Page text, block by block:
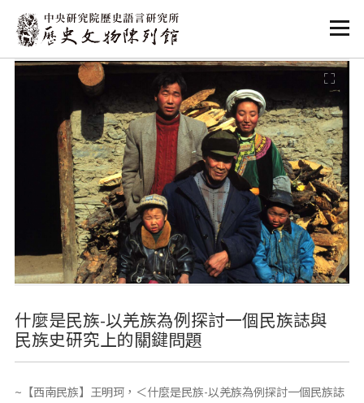
:::
:::
什麼是民族-以羌族為例探討一個民族誌與
民族史研究上的關鍵問題
~【西南民族】王明珂，＜什麼是民族-以羌族為例探討一個民族誌